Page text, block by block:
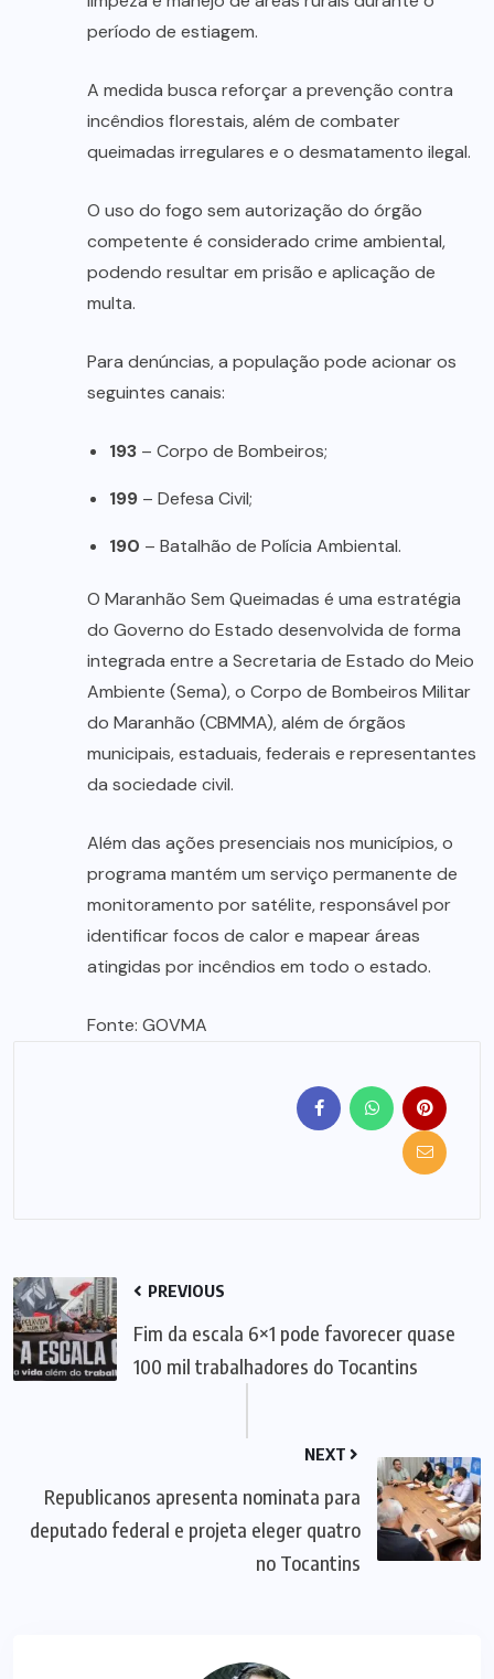
período de estiagem.
A medida busca reforçar a prevenção contra
incêndios florestais, além de combater
queimadas irregulares e o desmatamento ilegal.
O uso do fogo sem autorização do órgão
competente é considerado crime ambiental,
podendo resultar em prisão e aplicação de
multa.
Para denúncias, a população pode acionar os
seguintes canais:
193 – Corpo de Bombeiros;
199 – Defesa Civil;
190 – Batalhão de Polícia Ambiental.
O Maranhão Sem Queimadas é uma estratégia
do Governo do Estado desenvolvida de forma
integrada entre a Secretaria de Estado do Meio
Ambiente (Sema), o Corpo de Bombeiros Militar
do Maranhão (CBMMA), além de órgãos
municipais, estaduais, federais e representantes
da sociedade civil.
Além das ações presenciais nos municípios, o
programa mantém um serviço permanente de
monitoramento por satélite, responsável por
identificar focos de calor e mapear áreas
atingidas por incêndios em todo o estado.
Fonte: GOVMA
PREVIOUS
Fim da escala 6×1 pode favorecer quase
100 mil trabalhadores do Tocantins
NEXT
Republicanos apresenta nominata para
deputado federal e projeta eleger quatro
no Tocantins